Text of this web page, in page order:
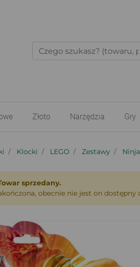
Złoto Narzędzia Gry
Klocki LEGO Zestawy
sprzedany.
obecnie nie jest on dostępny